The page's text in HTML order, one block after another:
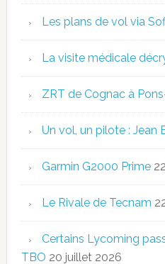
Les plans de vol via
La visite médicale
ZRT de Cognac à
Un vol, un pilote : Jean
Garmin G2000 Prime
Le Rivale de Tecnam
Certains Lycoming
TBO 20 juillet 2026